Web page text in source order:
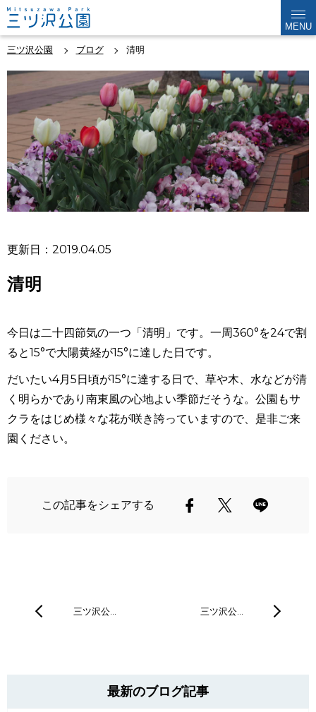
MENU
三ツ沢公園 ブログ 清明
更新日：2019.04.05
清明
今日は二十四節気の一つ「清明」です。一周360°を24で割
ると15°で大陽黄経が15°に達した日です。
だいたい4月5日頃が15°に達する日で、 草や木、水などが清
く明らかであり南東風の心地よい季節だそうな。公園もサ
クラをはじめ様々な花が咲き誇っていますので、是非ご来
園ください。
この記事をシェアする
三ツ沢公… 三ツ沢公…
最新のブログ記事